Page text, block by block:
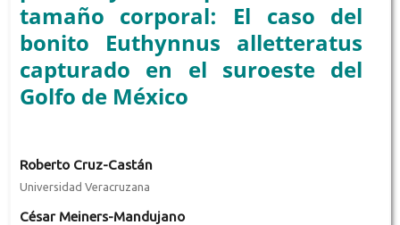
tamaño corporal: El caso del
bonito Euthynnus alletteratus
capturado en el suroeste del
Golfo de México
Roberto Cruz-Castán
Universidad Veracruzana
César Meiners-Mandujano